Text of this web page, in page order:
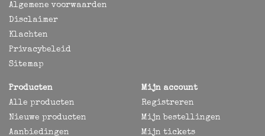
Algemene voorwaarden
Disclaimer
Klachten
Privacybeleid
Sitemap
Producten
Alle producten
Nieuwe producten
Aanbiedingen
Mijn account
Registreren
Mijn bestellingen
Mijn tickets